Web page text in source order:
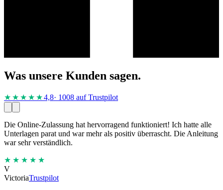
Was unsere Kunden sagen.
★★★★ ★4,8· 1008 auf Trustpilot
Die Online-Zulassung hat hervorragend funktioniert! Ich hatte alle
Unterlagen parat und war mehr als positiv überrascht. Die Anleitung
war sehr verständlich.
★★★★★
V
VictoriaTrustpilot